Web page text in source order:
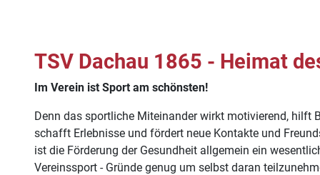
TSV Dachau 1865 - Heimat
Im Verein ist Sport am schönsten!
Denn das sportliche Miteinander wirkt motivierend, hilft
schafft Erlebnisse und fördert neue Kontakte und
ist die Förderung der Gesundheit allgemein ein
Vereinssport - Gründe genug um selbst daran